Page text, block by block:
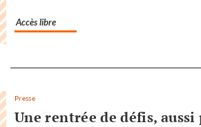
Accès libre
Presse
Une rentrée de défis,